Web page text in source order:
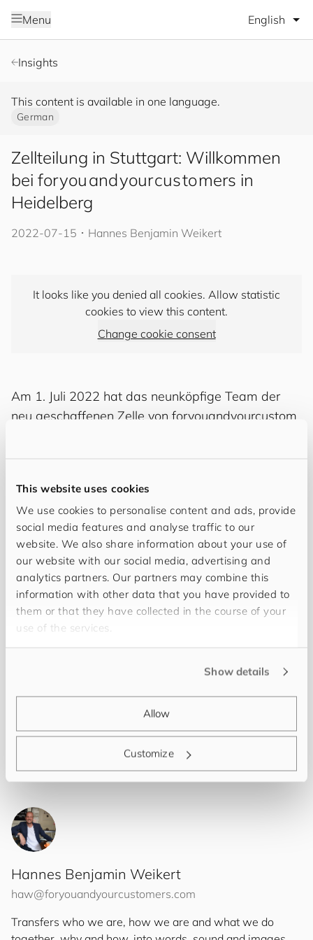
This website uses cookies
We use cookies to personalise content and ads, provide
social media features and analyse traffic to our
website. We also share information about your use of
our website with our social media, advertising and
analytics partners. Our partners may combine this
information with other data that you have provided to
them or that they have collected in the course of your
use of the services.
Show details
Allow
Customize
Menu Select
Insights
This content is available in one language.
German
Zellteilung in Stuttgart: Willkommen
bei for you and your cus to mers in
Heidelberg
2022-07-15 ･ Hannes Benjamin Weikert
It looks like you denied all cookies. Allow statistic
cookies to view this content.
Change cookie consent
Am 1. Juli 2022 hat das neunköpfige Team der
neu geschaffenen Zelle von for​you​and​your​cus​tom​
Hauptstraße 37 freuen sich CEO Jens Erler und
seine Kollegen auf Ihren Besuch. Sie sind herzlich
willkommen!
Heidelberg entstand aus einer Teilung unserer Zelle in
Stuttgart und ist nicht der erste Cellsplit seit Bestehen
vonforyouandyour customers. Warum es dazu kam
und wie dieser vonstattenging, darüber erfahren Sie
Hannes Benjamin Weikert
haw@foryouandyourcustomers.com
Transfers who we are, how we are and what we do